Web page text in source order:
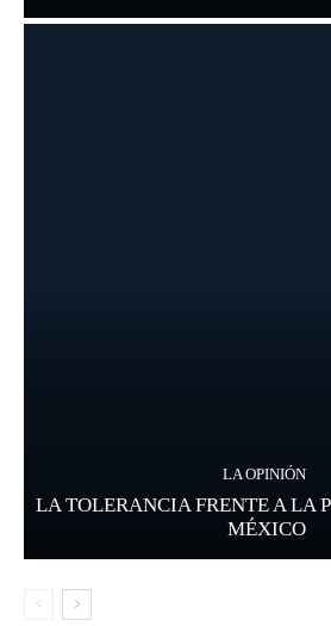
LA OPINIÓN
LA TOLERANCIA FRENTE A LA
MÉXICO